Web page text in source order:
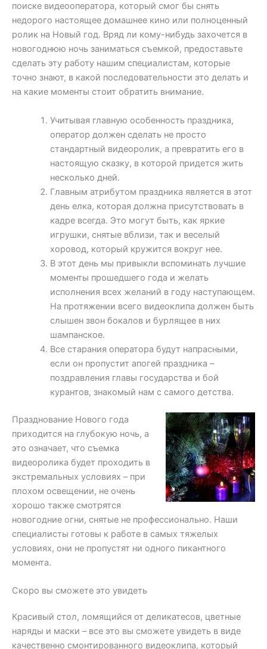
поиске видеооператора, который смог бы снять
недорого настоящее домашнее кино или полноценный
ролик на Новый год. Вряд ли кому-нибудь захочется в
новогоднюю ночь заниматься съемкой, предоставьте
сделать эту работу нашим специалистам, которые
точно знают, в какой последовательности это делать и
на какие моменты стоит обратить внимание.
Учитывая главную особенность праздника,
оператор должен сделать не просто
стандартный видеоролик, а превратить его в
настоящую сказку, в которой придется жить
несколько дней.
Главным атрибутом праздника является в этот
день елка, которая должна присутствовать в
кадре всегда. Это могут быть, как яркие
игрушки, снятые вблизи, так и веселый
хоровод, который кружится вокруг нее.
В этот день мы привыкли вспоминать лучшие
моменты прошедшего года и желать
исполнения всех желаний в году наступающем.
На протяжении всего видеоклипа должен быть
слышен звон бокалов и бурлящее в них
шампанское.
Все старания оператора будут напрасными,
если он пропустит апогей праздника –
поздравления главы государства и бой
курантов, знакомый нам с самого детства.
Празднование Нового года
приходится на глубокую ночь, а
это означает, что съемка
видеоролика будет проходить в
экстремальных условиях – при
плохом освещении, не очень
хорошо также смотрятся
новогодние огни, снятые не профессионально. Наши
специалисты готовы к работе в самых тяжелых
условиях, они не пропустят ни одного пикантного
момента.
Скоро вы сможете это увидеть
Красивый стол, ломящийся от деликатесов, цветные
наряды и маски – все это вы сможете увидеть в виде
качественно смонтированного видеоклипа, который